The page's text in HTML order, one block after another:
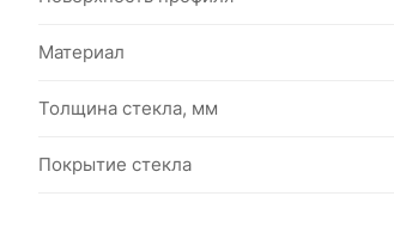
Материал
Толщина стекла, мм
Покрытие стекла